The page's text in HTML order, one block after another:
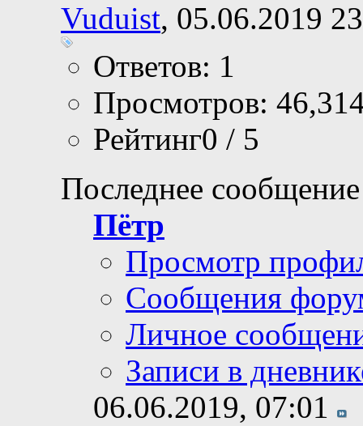
Vuduist, 05.06.2019
Ответов: 1
Просмотров:
Рейтинг0 / 5
Последнее
Пётр
Просмотр
Сообщения
Личное
Записи в
06.06.2019, 07:01